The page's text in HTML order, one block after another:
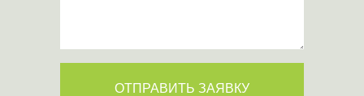
ОТПРАВИТЬ ЗАЯВКУ